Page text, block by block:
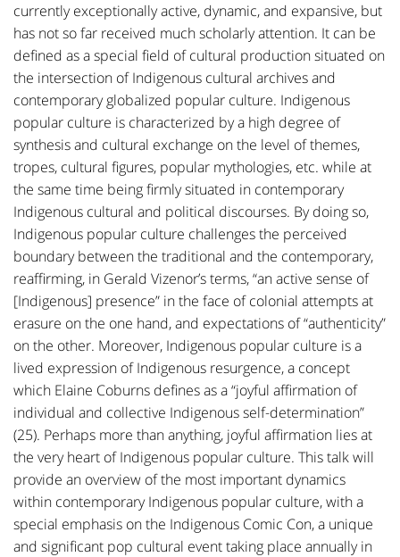
currently exceptionally active, dynamic, and expansive, but
has not so far received much scholarly attention. It can be
defined as a special field of cultural production situated on
the intersection of Indigenous cultural archives and
contemporary globalized popular culture. Indigenous
popular culture is characterized by a high degree of
synthesis and cultural exchange on the level of themes,
tropes, cultural figures, popular mythologies, etc. while at
the same time being firmly situated in contemporary
Indigenous cultural and political discourses. By doing so,
Indigenous popular culture challenges the perceived
boundary between the traditional and the contemporary,
reaffirming, in Gerald Vizenor’s terms, “an active sense of
[Indigenous] presence” in the face of colonial attempts at
erasure on the one hand, and expectations of “authenticity”
on the other. Moreover, Indigenous popular culture is a
lived expression of Indigenous resurgence, a concept
which Elaine Coburns defines as a “joyful affirmation of
individual and collective Indigenous self-determination”
(25). Perhaps more than anything, joyful affirmation lies at
the very heart of Indigenous popular culture. This talk will
provide an overview of the most important dynamics
within contemporary Indigenous popular culture, with a
special emphasis on the Indigenous Comic Con, a unique
and significant pop cultural event taking place annually in